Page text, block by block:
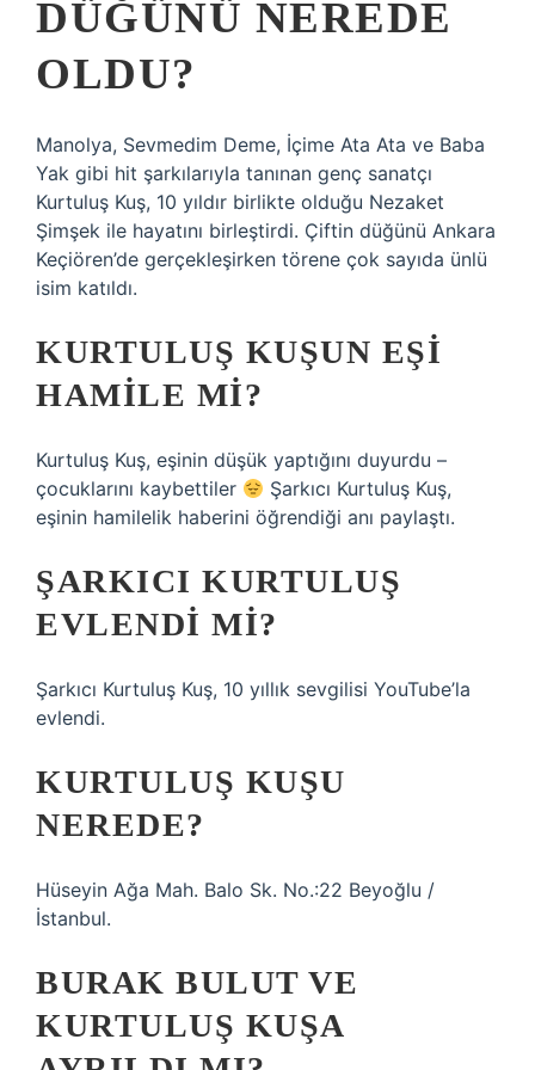
DÜĞÜNÜ NEREDE
OLDU?
Manolya, Sevmedim Deme, İçime Ata Ata ve Baba
Yak gibi hit şarkılarıyla tanınan genç sanatçı
Kurtuluş Kuş, 10 yıldır birlikte olduğu Nezaket
Şimşek ile hayatını birleştirdi. Çiftin düğünü Ankara
Keçiören’de gerçekleşirken törene çok sayıda ünlü
isim katıldı.
KURTULUŞ KUŞUN EŞI
HAMILE MI?
Kurtuluş Kuş, eşinin düşük yaptığını duyurdu –
çocuklarını kaybettiler
Şarkıcı Kurtuluş Kuş,
eşinin hamilelik haberini öğrendiği anı paylaştı.
ŞARKICI KURTULUŞ
EVLENDI MI?
Şarkıcı Kurtuluş Kuş, 10 yıllık sevgilisi YouTube’la
evlendi.
KURTULUŞ KUŞU
NEREDE?
Hüseyin Ağa Mah. Balo Sk. No.:22 Beyoğlu /
İstanbul.
BURAK BULUT VE
KURTULUŞ KUŞA